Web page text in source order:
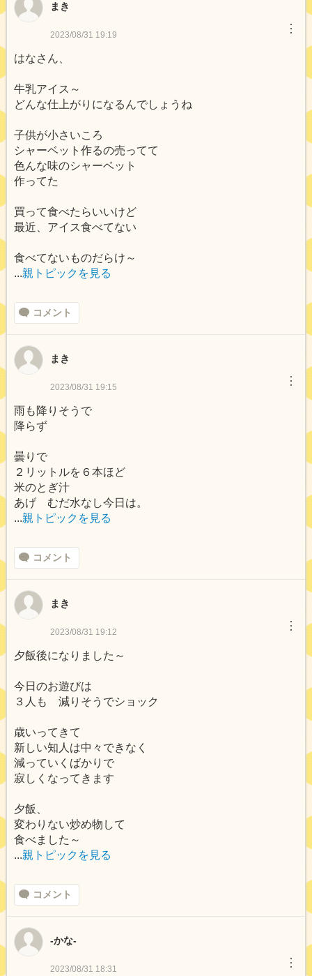
まき
2023/08/31 19:19 ︙
はなさん、
牛乳アイス～
どんな仕上がりになるんでしょうね
子供が小さいころ
シャーベット作るの売ってて
色んな味のシャーベット
作ってた
買って食べたらいいけど
最近、アイス食べてない
食べてないものだらけ～
...親トピックを見る
コメント
まき
2023/08/31 19:15 ︙
雨も降りそうで
降らず
曇りで
２リットルを６本ほど
米のとぎ汁
あげ むだ水なし今日は。
...親トピックを見る
コメント
まき
2023/08/31 19:12 ︙
夕飯後になりました～
今日のお遊びは
３人も 減りそうでショック
歳いってきて
新しい知人は中々できなく
減っていくばかりで
寂しくなってきます
夕飯、
変わりない炒め物して
食べました～
...親トピックを見る
コメント
-かな-
2023/08/31 18:31 ︙